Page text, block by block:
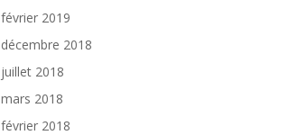
février 2019
décembre 2018
juillet 2018
mars 2018
février 2018